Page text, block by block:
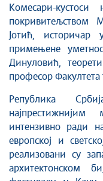
Комесари-
покривитељством
Јотић, историчар
примењене
Динуловић,
професор
Република
интензивно ради
европској и
реализовани су
архитектонском